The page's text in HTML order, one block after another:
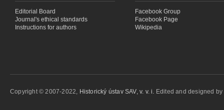
Editorial Board
Journal's ethical standards
Instructions for authors
Facebook Group
Facebook Page
Wikipedia
Copyright © 2007-2022, Historický ústav SAV, v. v. i. Edited and designed by